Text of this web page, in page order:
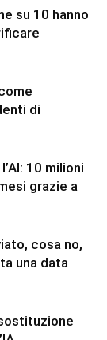
su 10 hanno
di
10 milioni
grazie a
cosa no,
una data